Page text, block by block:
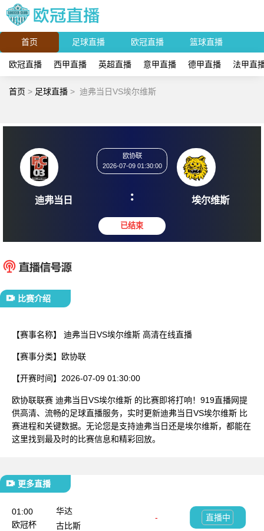
首页 足球直播 欧冠直播 篮球直播
欧冠直播 西甲直播 英超直播 意甲直播 德甲直播 法甲直
首页 > 足球直播 > 迪弗当日VS埃尔维斯
迪弗当日
2026-07-09 01:30:00
: 埃尔
比赛介绍
【赛事名称】 迪弗当日VS埃尔维斯 高清在线直播
【赛事分类】 欧协联
【开赛时间】 2026-07-09 01:30:00
欧协联联赛 迪弗当日VS埃尔维斯 的比赛即将打响！919直播网提
供高清、流畅的足球直播服务，实时更新迪弗当日VS埃尔维斯 比
赛进程和关键数据。无论您是支持迪弗当日还是埃尔维斯，都能在
这里找到最及时的比赛信息和精彩回放。
更多直播
01:00
欧冠杯
华达
-
古比斯
直播中